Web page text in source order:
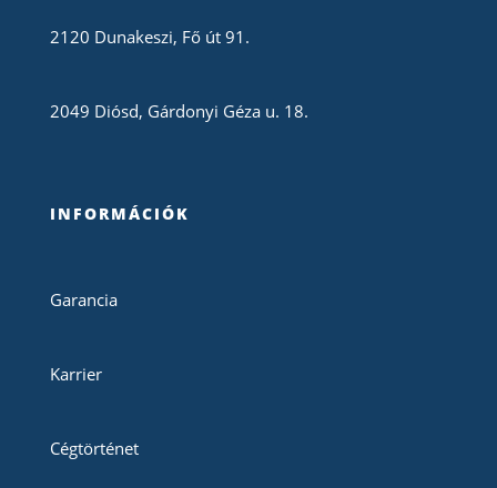
2120 Dunakeszi, Fő út 91.
2049 Diósd, Gárdonyi Géza u. 18.
INFORMÁCIÓK
Garancia
Karrier
Cégtörténet